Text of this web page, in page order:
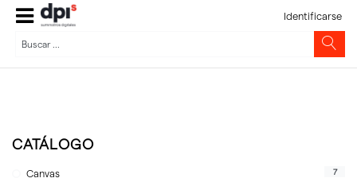
Identificarse
CATÁLOGO
Canvas 7